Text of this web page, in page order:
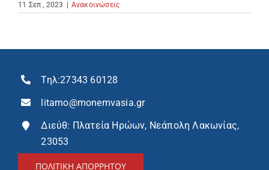
11 Σεπ , 2023 | Ανακοινώσεις
Τηλ:27343 60128
litamo@monemvasia.gr
Διεύθ: Πλατεία Ηρώων, Νεάπολη Λακωνίας,
23053
ΠΟΛΙΤΙΚΗ ΑΠΟΡΡΗΤΟΥ